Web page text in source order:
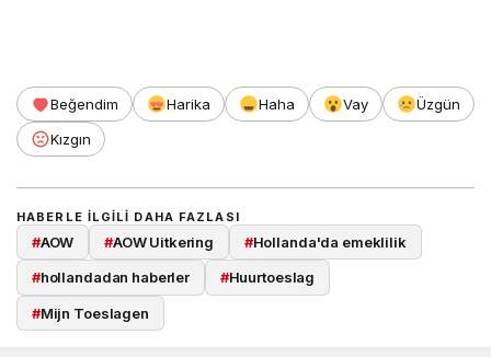
Beğendim Harika Haha Vay
Üzgün
Kızgın
HABERLE ILGILI DAHA FAZLASI
#AOW #AOW Uitkering #Hollanda'da emeklilik
#hollandadan haberler #Huurtoeslag
#Mijn Toeslagen